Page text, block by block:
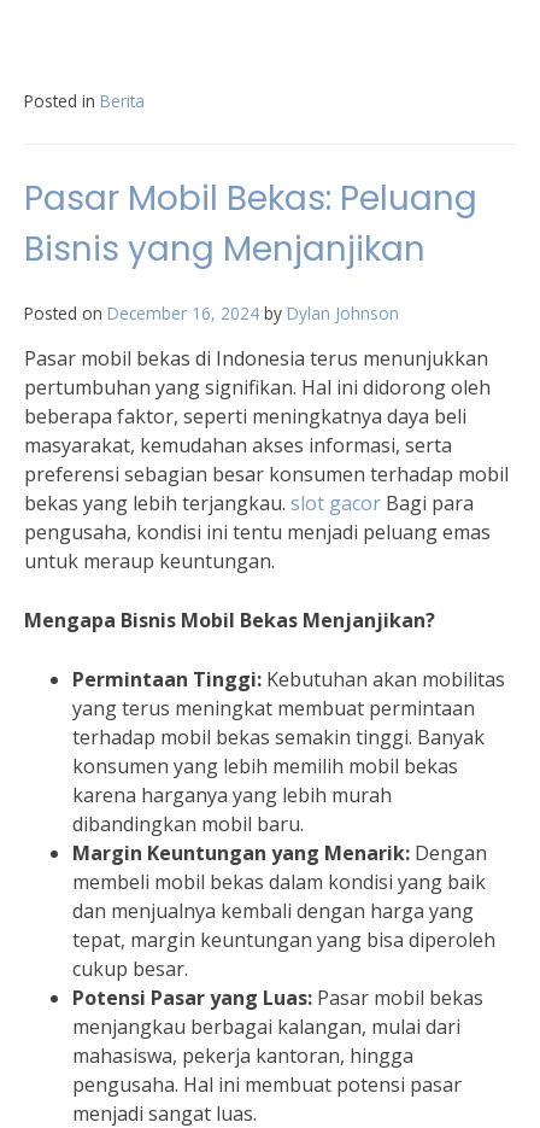
Posted in Berita
Pasar Mobil Bekas: Peluang
Bisnis yang Menjanjikan
Posted on December 16, 2024 by Dylan Johnson
Pasar mobil bekas di Indonesia terus menunjukkan
pertumbuhan yang signifikan. Hal ini didorong oleh
beberapa faktor, seperti meningkatnya daya beli
masyarakat, kemudahan akses informasi, serta
preferensi sebagian besar konsumen terhadap mobil
bekas yang lebih terjangkau. slot gacor Bagi para
pengusaha, kondisi ini tentu menjadi peluang emas
untuk meraup keuntungan.
Mengapa Bisnis Mobil Bekas Menjanjikan?
Permintaan Tinggi: Kebutuhan akan mobilitas
yang terus meningkat membuat permintaan
terhadap mobil bekas semakin tinggi. Banyak
konsumen yang lebih memilih mobil bekas
karena harganya yang lebih murah
dibandingkan mobil baru.
Margin Keuntungan yang Menarik: Dengan
membeli mobil bekas dalam kondisi yang baik
dan menjualnya kembali dengan harga yang
tepat, margin keuntungan yang bisa diperoleh
cukup besar.
Potensi Pasar yang Luas: Pasar mobil bekas
menjangkau berbagai kalangan, mulai dari
mahasiswa, pekerja kantoran, hingga
pengusaha. Hal ini membuat potensi pasar
menjadi sangat luas.